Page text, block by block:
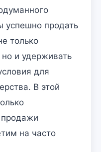
успешно продать
только
но и удерживать
для
В этой
продажи
на часто